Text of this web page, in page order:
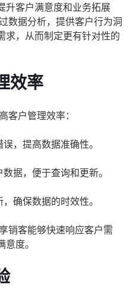
升客户满意度和业务拓展
数据分析，提供客户行为洞
求，从而制定更有针对性的
效率
客户管理效率：
，提高数据准确性。
据，便于查询和更新。
确保数据的时效性。
销客能够快速响应客户需
度。